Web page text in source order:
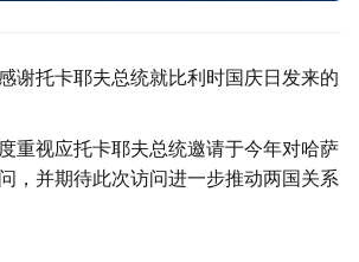
谢托卡耶夫总统就比利时国庆日发来的
重视应托卡耶夫总统邀请于今年对哈萨
，并期待此次访问进一步推动两国关系